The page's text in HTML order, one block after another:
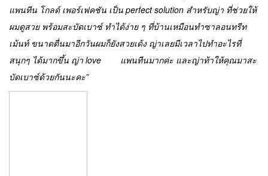
แพนทีน โกลด์ เพอร์เฟคชัน เป็น perfect solution สำหรับญ่า ที่ช่วยให้
ผมดูสวย พร้อมสะบัดเบาซ์ ทำได้ง่าย ๆ ที่บ้านเหมือนทำซาลอนทรีท
เม้นท์ ขนาดตื่นมาอีกวันผมก็ยังสวยเด้ง ญ่าเลยมีเวลาไปทำอะไรที่
สนุกๆ ได้มากขึ้น ญ่า love แพนทีนมากค่ะ และญ่าท้าให้คุณมาสะ
บัดเบาซ์ด้วยกันนะคะ”